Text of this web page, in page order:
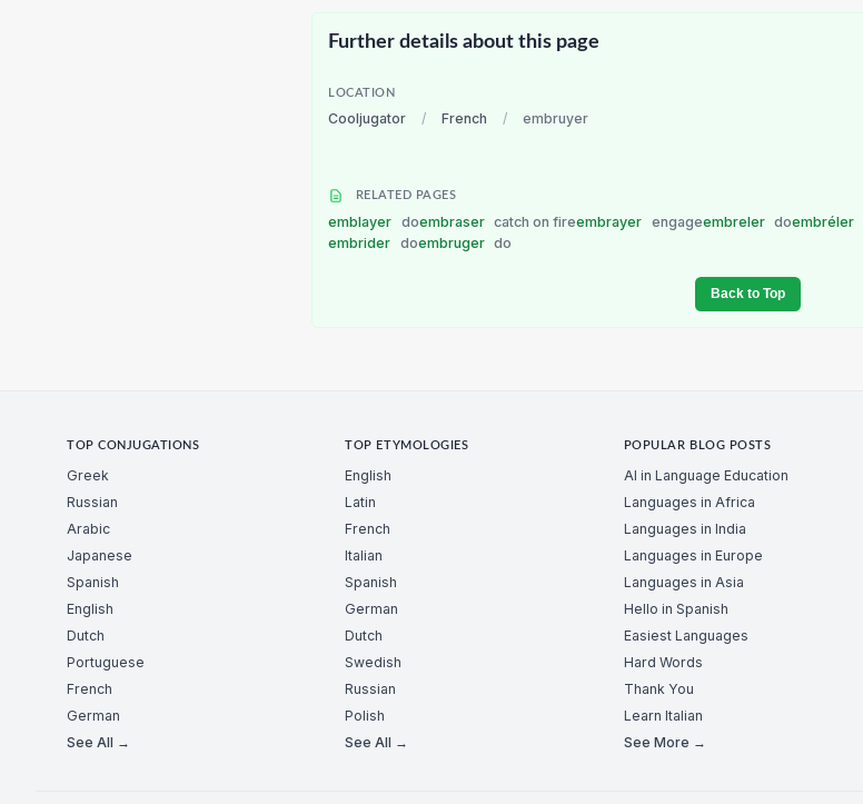
Further details about this page
LOCATION
Cooljugator / French / embruyer
RELATED PAGES
emblayer doembraser catch on fireembrayer engageembreler doembréler
embrider doembruger do
Back to Top
TOP CONJUGATIONS
Greek
Russian
Arabic
Japanese
Spanish
English
Dutch
Portuguese
French
German
See All →
TOP ETYMOLOGIES
English
Latin
French
Italian
Spanish
German
Dutch
Swedish
Russian
Polish
See All →
POPULAR BLOG POSTS
AI in Language Education
Languages in Africa
Languages in India
Languages in Europe
Languages in Asia
Hello in Spanish
Easiest Languages
Hard Words
Thank You
Learn Italian
See More →